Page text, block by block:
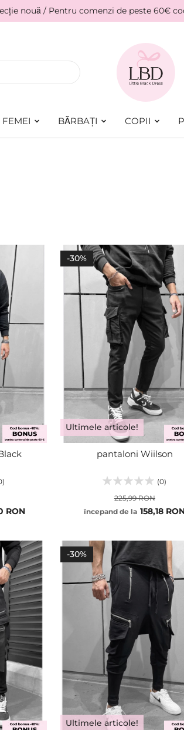
nouă / Pentru comenzi de peste 60€
FEMEI BĂRBAȚI COPII
RON
-30%
Ultimele articole!
pantaloni Wiilson
(0)
începand de la 158,18
225,99 RON
33
34
ADĂUGA
-30%
Ultimele articole!